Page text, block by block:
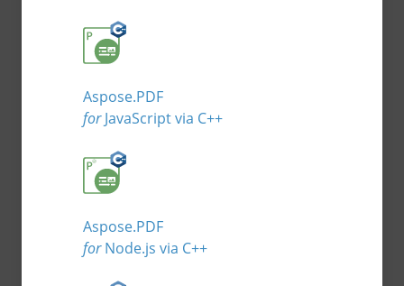
Aspose.PDF
forJavaScript via C++
Aspose.PDF
forNode.js via C++